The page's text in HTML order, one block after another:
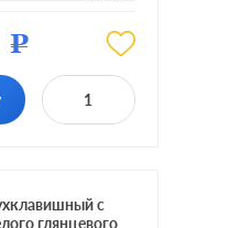
одноклавишный
Р
с
глянцевого